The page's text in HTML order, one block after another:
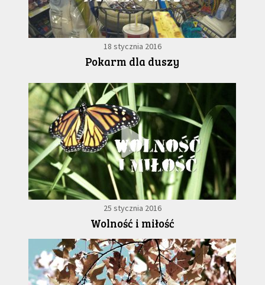
18 stycznia 2016
Pokarm dla duszy
25 stycznia 2016
Wolność i miłość